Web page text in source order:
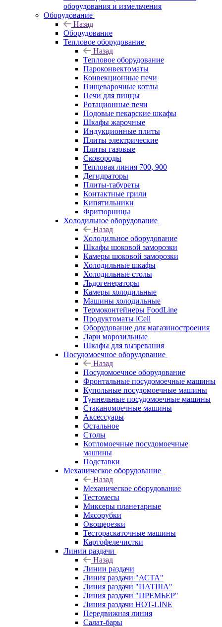
оборудования и измельчения
Оборудование
Назад
Оборудование
Тепловое оборудование
Назад
Тепловое оборудование
Пароконвектоматы
Конвекционные печи
Пищеварочные котлы
Печи для пиццы
Ротационные печи
Подовые пекарские шкафы
Шкафы жарочные
Индукционные плиты
Плиты электрические
Плиты газовые
Сковороды
Тепловая линия 700, 900
Дегидраторы
Плиты-табуреты
Контактные грили
Кипятильники
Фритюрницы
Холодильное оборудование
Назад
Холодильное оборудование
Шкафы шоковой заморозки
Камеры шоковой заморозки
Холодильные шкафы
Холодильные столы
Льдогенераторы
Камеры холодильные
Машины холодильные
Термоконтейнеры FoodLine
Продуктоматы iCell
Оборудование для магазиностроения
Лари морозильные
Шкафы для вызревания
Посудомоечное оборудование
Назад
Посудомоечное оборудование
Фронтальные посудомоечные машины
Купольные посудомоечные машины
Туннельные посудомоечные машины
Стаканомоечные машины
Аксессуары
Остальное
Столы
Котломоечные посудомоечные
машины
Подставки
Механическое оборудование
Назад
Механическое оборудование
Тестомесы
Миксеры планетарные
Мясорубки
Овощерезки
Тестораскаточные машины
Картофелечистки
Линии раздачи
Назад
Линии раздачи
Линия раздачи "АСТА"
Линия раздачи "ПАТША"
Линия раздачи "ПРЕМЬЕР"
Линия раздачи HOT-LINE
Передвижная линия
Салат-бары